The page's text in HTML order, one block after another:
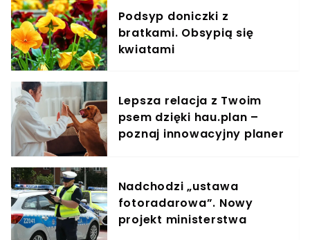
Podsyp doniczki z
bratkami. Obsypią się
kwiatami
Lepsza relacja z Twoim
psem dzięki hau.plan –
poznaj innowacyjny planer
Nadchodzi „ustawa
fotoradarowa”. Nowy
projekt ministerstwa